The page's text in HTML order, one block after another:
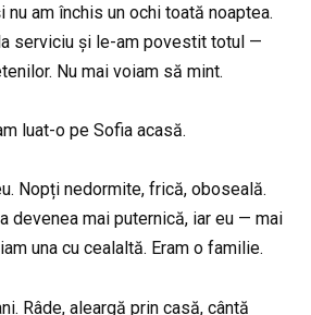
am închis un ochi toată noaptea.
serviciu și le-am povestit totul —
Nu mai voiam să mint.
luat-o pe Sofia acasă.
Nopți nedormite, frică, oboseală.
devenea mai puternică, iar eu — mai
una cu cealaltă. Eram o familie.
Râde, aleargă prin casă, cântă